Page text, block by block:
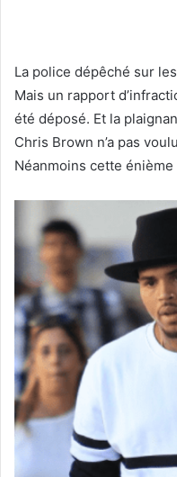
La police dépêché sur
Mais un rapport
été déposé. Et la
Chris Brown n’a pas
Néanmoins cette